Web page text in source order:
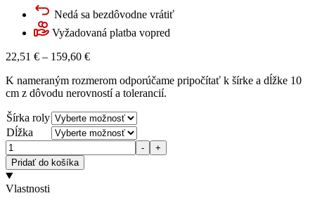
Nedá sa bezdôvodne vrátiť
Vyžadovaná platba vopred
22,51 € – 159,60 €
K nameraným rozmerom odporúčame pripočítať k šírke a dĺžke 10
cm z dôvodu nerovností a tolerancií.
Šírka roly
Dĺžka
Množstvo
-
+
Pridať do košíka
Vlastnosti